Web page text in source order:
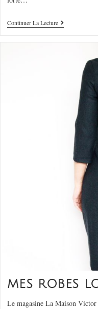
Continuer La Lecture
MES ROBES
Le magasine La Maison